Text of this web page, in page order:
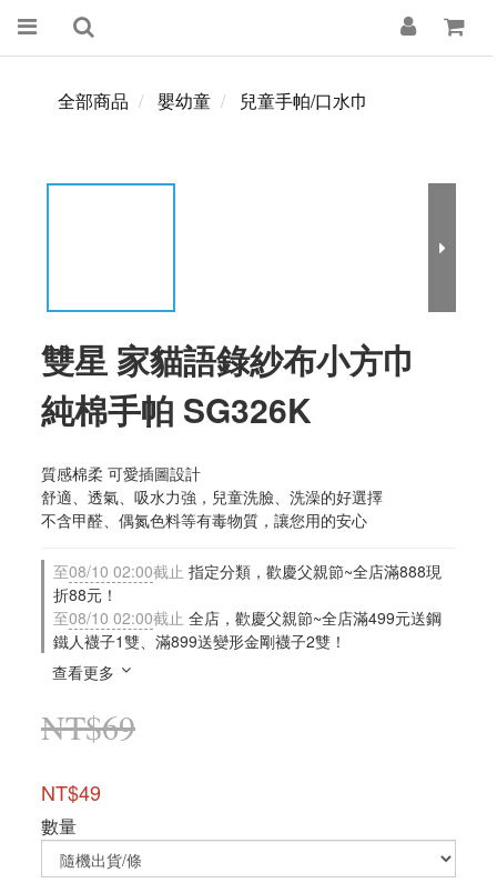
全部商品 嬰幼童 兒童手帕/口水巾
雙星 家貓語錄紗布小方巾
純棉手帕 SG326K
質感棉柔 可愛插圖設計
舒適、透氣、吸水力強，兒童洗臉、洗澡的好選擇
不含甲醛、偶氮色料等有毒物質，讓您用的安心
至08/10 02:00截止 指定分類，歡慶父親節~全店滿888現
折88元！
至08/10 02:00截止 全店，歡慶父親節~全店滿499元送鋼
鐵人襪子1雙、滿899送變形金剛襪子2雙！
查看更多
NT$69
NT$49
數量